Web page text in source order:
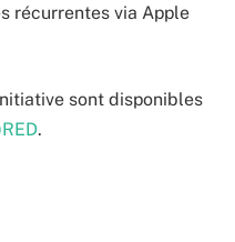
récurrentes via Apple
sont disponibles
.